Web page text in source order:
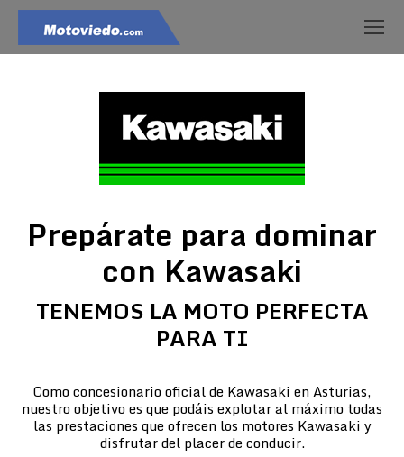
Prepárate para dominar
con Kawasaki
TENEMOS LA MOTO PERFECTA
PARA TI
Como concesionario oficial de Kawasaki en Asturias,
nuestro objetivo es que podáis explotar al máximo todas
las prestaciones que ofrecen los motores Kawasaki y
disfrutar del placer de conducir.